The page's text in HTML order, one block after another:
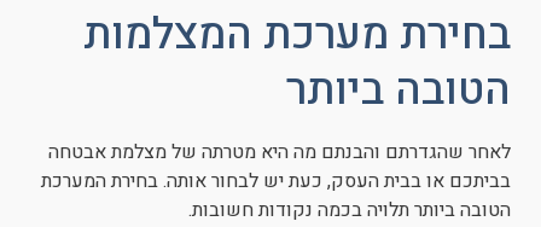
בחירת מערכת המצלמות
הטובה ביותר
לאחר שהגדרתם והבנתם מה היא מטרתה של מצלמת אבטחה
בביתכם או בבית העסק, כעת יש לבחור אותה. בחירת המערכת
הטובה ביותר תלויה בכמה נקודות חשובות.